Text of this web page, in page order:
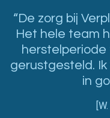
“De zorg bij
Het hele team
gerustgesteld.
in